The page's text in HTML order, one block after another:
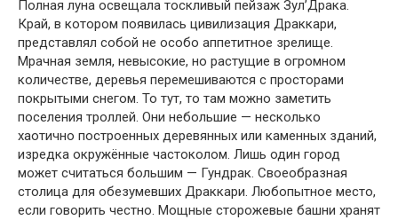
Полная луна освещала тоскливый пейзаж Зул’Драка.
Край, в котором появилась цивилизация Драккари,
представлял собой не особо аппетитное зрелище.
Мрачная земля, невысокие, но растущие в огромном
количестве, деревья перемешиваются с просторами
покрытыми снегом. То тут, то там можно заметить
поселения троллей. Они небольшие — несколько
хаотично построенных деревянных или каменных зданий,
изредка окружённые частоколом. Лишь один город
может считаться большим — Гундрак. Своеобразная
столица для обезумевших Драккари. Любопытное место,
если говорить честно. Мощные сторожевые башни хранят